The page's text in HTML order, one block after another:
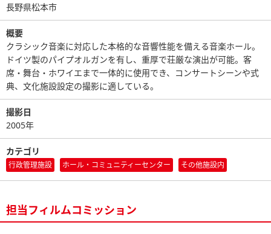
長野県松本市
概要
クラシック音楽に対応した本格的な音響性能を備える音楽ホール。
ドイツ製のパイプオルガンを有し、重厚で荘厳な演出が可能。客
席・舞台・ホワイエまで一体的に使用でき、コンサートシーンや式
典、文化施設設定の撮影に適している。
撮影日
2005年
カテゴリ
行政管理施設 ホール・コミュニティーセンター その他施設内
担当フィルムコミッション